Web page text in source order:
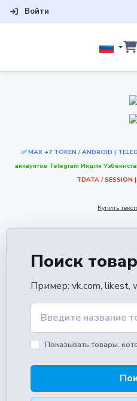
Войти
✅ МАХ +7 TOKEN / ANDROID |
аккаунтов Telegram Индия
TDATA /
Купить
Поиск
пример: vk.com, likest,
Показывать товары,